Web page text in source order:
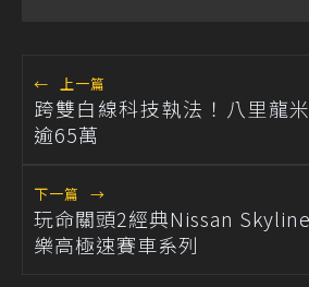
← 上一篇
跨雙白線科技執法！八里龍
逾65萬
下一篇 →
玩命關頭2經典Nissan
樂高極速賽車系列